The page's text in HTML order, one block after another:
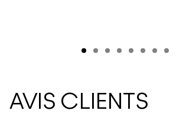
AVIS CLIENTS